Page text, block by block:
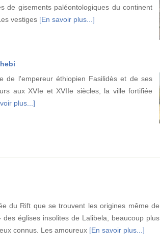
de gisements paléontologiques du continent
vestiges [En savoir plus...]
de l'empereur éthiopien Fasilidès et de ses
aux XVIe et XVIIe siècles, la ville fortifiée
plus...]
du Rift que se trouvent les origines même de
églises insolites de Lalibela, beaucoup plus
connus. Les amoureux [En savoir plus...]